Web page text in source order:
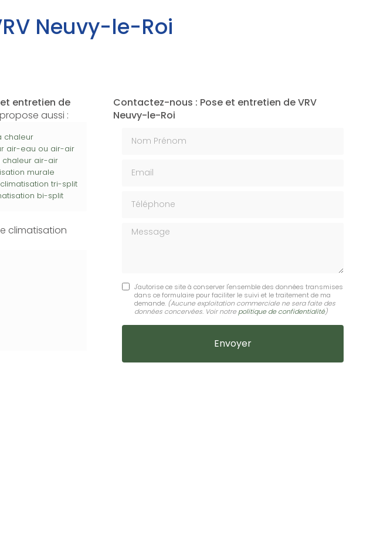
Neuvy-le-Roi
entretien de
aussi :
chaleur
air-eau ou air-air
air-air
murale
tri-split
bi-split
climatisation
Contactez-nous : Pose et entretien de VRV
Neuvy-le-Roi
Message
J'autorise ce site à conserver l'ensemble des données transmises
dans ce formulaire pour faciliter le suivi et le traitement de ma
demande. (Aucune exploitation commerciale ne sera faite des
données concervées. Voir notre politique de confidentialité)